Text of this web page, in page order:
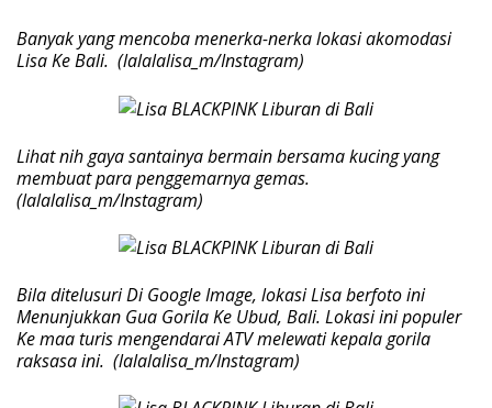
Banyak yang mencoba menerka-nerka lokasi akomodasi
Lisa Ke Bali. (lalalalisa_m/Instagram)
Lihat nih gaya santainya bermain bersama kucing yang
membuat para penggemarnya gemas.
(lalalalisa_m/Instagram)
Bila ditelusuri Di Google Image, lokasi Lisa berfoto ini
Menunjukkan Gua Gorila Ke Ubud, Bali. Lokasi ini populer
Ke maa turis mengendarai ATV melewati kepala gorila
raksasa ini. (lalalalisa_m/Instagram)